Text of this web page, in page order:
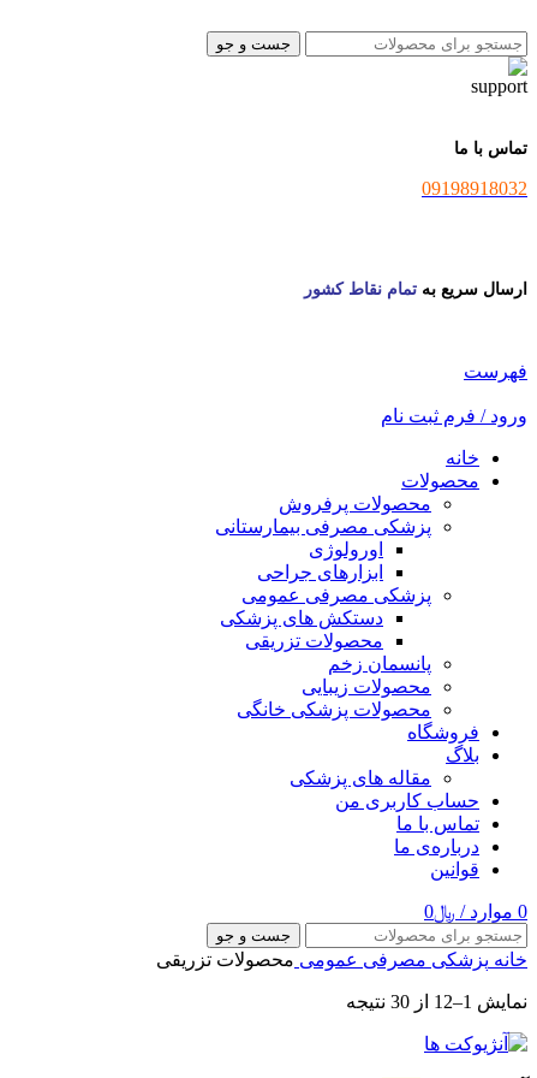
جست و جو
تماس با ما
09198918032
ارسال سریع به تمام نقاط کشور
فهرست
ورود / فرم ثبت نام
خانه
محصولات
محصولات پرفروش
پزشکی مصرفی بیمارستانی
اورولوژی
ابزارهای جراحی
پزشکی مصرفی عمومی
دستکش های پزشکی
محصولات تزریقی
پانسمان زخم
محصولات زیبایی
محصولات پزشکی خانگی
فروشگاه
بلاگ
مقاله های پزشکی
حساب کاربری من
تماس با ما
درباره‌ی ما
قوانین
0 موارد / ﷼0
جست و جو
خانه پزشکی مصرفی عمومی محصولات تزریقی
نمایش 1–12 از 30 نتیجه